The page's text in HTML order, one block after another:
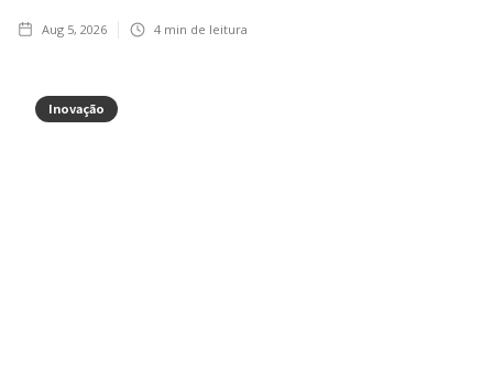
Aug 5, 2026 4 min de leitura
Inovação